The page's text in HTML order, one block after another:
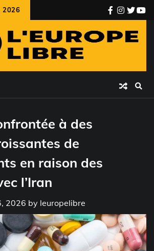
2026
facebook
à des
de
en raison des
l’Iran
2026 by leuropelibre